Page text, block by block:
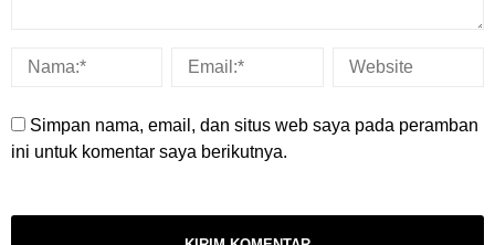
Simpan nama, email, dan situs web saya pada peramban
ini untuk komentar saya berikutnya.